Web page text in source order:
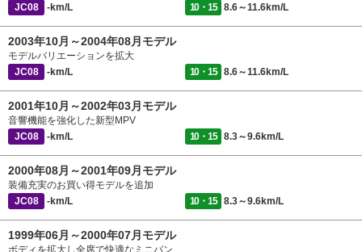
JC08
-km/L 10・15 8.6～11.6km/L
2003年10月～2004年08月モデル
モデルバリエーションを拡大
JC08
-km/L 10・15 8.6～11.6km/L
2001年10月～2002年03月モデル
音響機能を強化した新型MPV
JC08
-km/L 10・15 8.3～9.6km/L
2000年08月～2001年09月モデル
装備充実のお買い得モデルを追加
JC08
-km/L 10・15 8.3～9.6km/L
1999年06月～2000年07月モデル